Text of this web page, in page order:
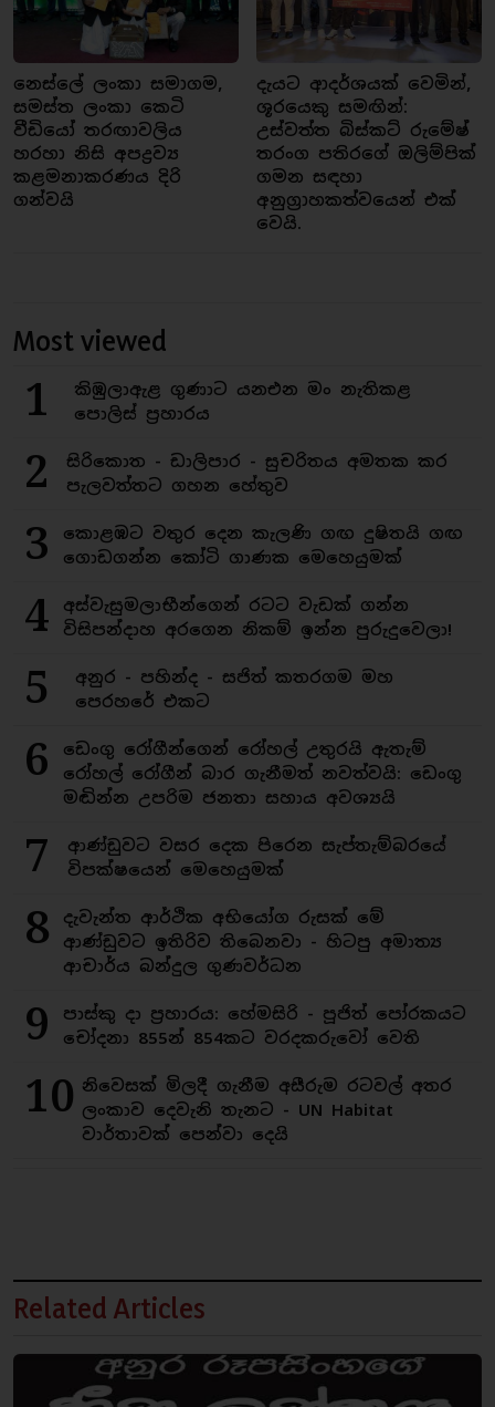
නෙස්ලේ ලංකා සමාගම,
සමස්ත ලංකා කෙටි
වීඩියෝ තරඟාවලිය
හරහා නිසි අපද්‍රව්‍ය
කළමනාකරණය දිරි
ගන්වයි
දැයට ආදර්ශයක් වෙමින්,
ශූරයෙකු සමඟින්:
උස්වත්ත බිස්කට් රුමේෂ්
තරංග පතිරගේ ඔලිම්පික්
ගමන සඳහා
අනුග්‍රාහකත්වයෙන් එක්
වෙයි.
Most viewed
1
කිඹුලාඇළ ගුණාට යනඑන මං නැතිකළ
පොලිස් ප්‍රහාරය
2
සිරිකොත - ඩාලිපාර - සුචරිතය අමතක කර
පැලවත්තට ගහන හේතුව
3
කොළඹට වතුර දෙන කැලණි ගඟ දුෂිතයි ගඟ
ගොඩගන්න කෝටි ගාණක මෙහෙයුමක්
4
අස්වැසුමලාභීන්ගෙන් රටට වැඩක් ගන්න
විසිපන්දාහ අරගෙන නිකම් ඉන්න පුරුදුවෙලා!
5
අනුර - පහින්ද - සජිත් කතරගම මහ
පෙරහරේ එකට
6
ඩෙංගු රෝගීන්ගෙන් රෝහල් උතුරයි ඇතැම්
රෝහල් රෝගීන් බාර ගැනීමත් නවත්වයි: ඩෙංගු
මඬින්න උපරිම ජනතා සහාය අවශ්‍යයි
7
ආණ්ඩුවට වසර දෙක පිරෙන සැප්තැම්බරයේ
විපක්ෂයෙන් මෙහෙයුමක්
8
දැවැන්ත ආර්ථික අභියෝග රුසක් මේ
ආණ්ඩුවට ඉතිරිව තිබෙනවා - හිටපු අමාත්‍ය
ආචාර්ය බන්දුල ගුණවර්ධන
9
පාස්කු දා ප්‍රහාරය: හේමසිරි - පූජිත් පෝරකයට
චෝදනා 855න් 854කට වරදකරුවෝ වෙති
10 නිවෙසක් මිලදී ගැනීම අසීරුම රටවල් අතර
ලංකාව දෙවැනි තැනට - UN Habitat
වාර්තාවක් පෙන්වා දෙයි
Related Articles